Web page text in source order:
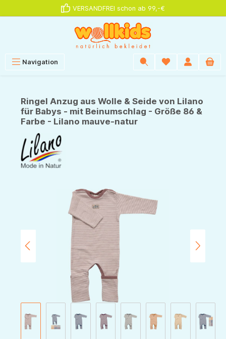
VERSANDFREI schon ab 99,-€
Navigation
Ringel Anzug aus Wolle & Seide von Lilano
für Babys - mit Beinumschlag - Größe 86 &
Farbe - Lilano mauve-natur
Bildergalerie überspringen